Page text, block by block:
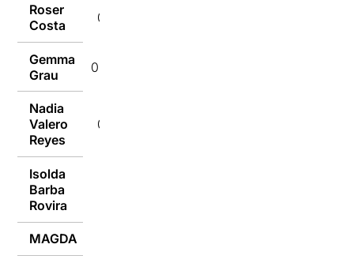
Roser
Costa
09/01/2017
Gemma
Grau
09/01/2017
Nadia
Valero
Reyes
09/01/2017
Isolda
Barba
Rovira
MAGDA